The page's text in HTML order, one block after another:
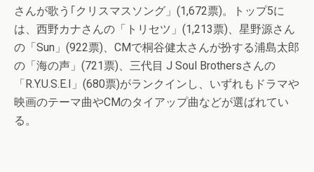
さんが歌う｢クリスマスソング」(1,672票)。トップ5に
は、西野カナさんの「トリセツ」(1,213票)、星野源さん
の「Sun」(922票)、CMで桐谷健太さんが扮する浦島太郎
の「海の声」(721票)、三代目 J Soul Brothersさんの
「R.Y.U.S.E.I」(680票)がランクインし、いずれもドラマや
映画のテーマ曲やCMのタイアップ曲などが選ばれてい
る。